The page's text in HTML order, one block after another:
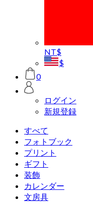
NT$
$
0
ログイン
新規登録
すべて
フォトブック
プリント
ギフト
装飾
カレンダー
文房具